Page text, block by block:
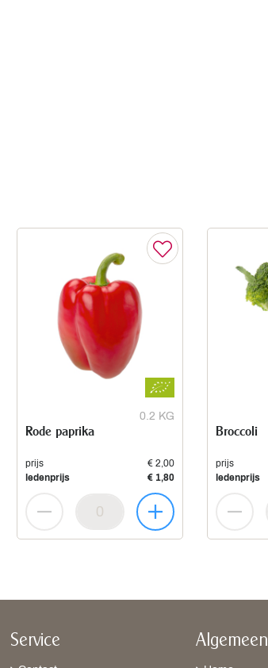
0.2 KG
Rode paprika
prijs
€ 2,00
ledenprijs
€ 1,80
Broccoli
prijs
ledenprijs
Service Algemeen